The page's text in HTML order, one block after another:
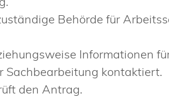
Behörde für
Informationen
Sachbearbeitung kontaktiert.
den Antrag.